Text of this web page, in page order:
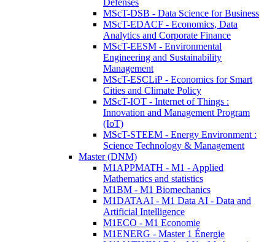
Defenses
MScT-DSB - Data Science for Business
MScT-EDACF - Economics, Data
Analytics and Corporate Finance
MScT-EESM - Environmental
Engineering and Sustainability
Management
MScT-ESCLiP - Economics for Smart
Cities and Climate Policy
MScT-IOT - Internet of Things :
Innovation and Management Program
(IoT)
MScT-STEEM - Energy Environment :
Science Technology & Management
Master (DNM)
M1APPMATH - M1 - Applied
Mathematics and statistics
M1BM - M1 Biomechanics
M1DATAAI - M1 Data AI - Data and
Artificial Intelligence
M1ECO - M1 Economie
M1ENERG - Master 1 Énergie